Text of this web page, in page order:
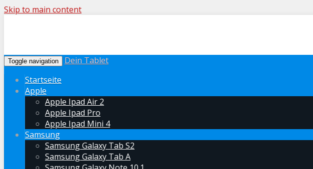
Skip to main content
Toggle navigation
Dein Tablet
Startseite
Apple
Apple Ipad Air 2
Apple Ipad Pro
Apple Ipad Mini 4
Samsung
Samsung Galaxy Tab S2
Samsung Galaxy Tab A